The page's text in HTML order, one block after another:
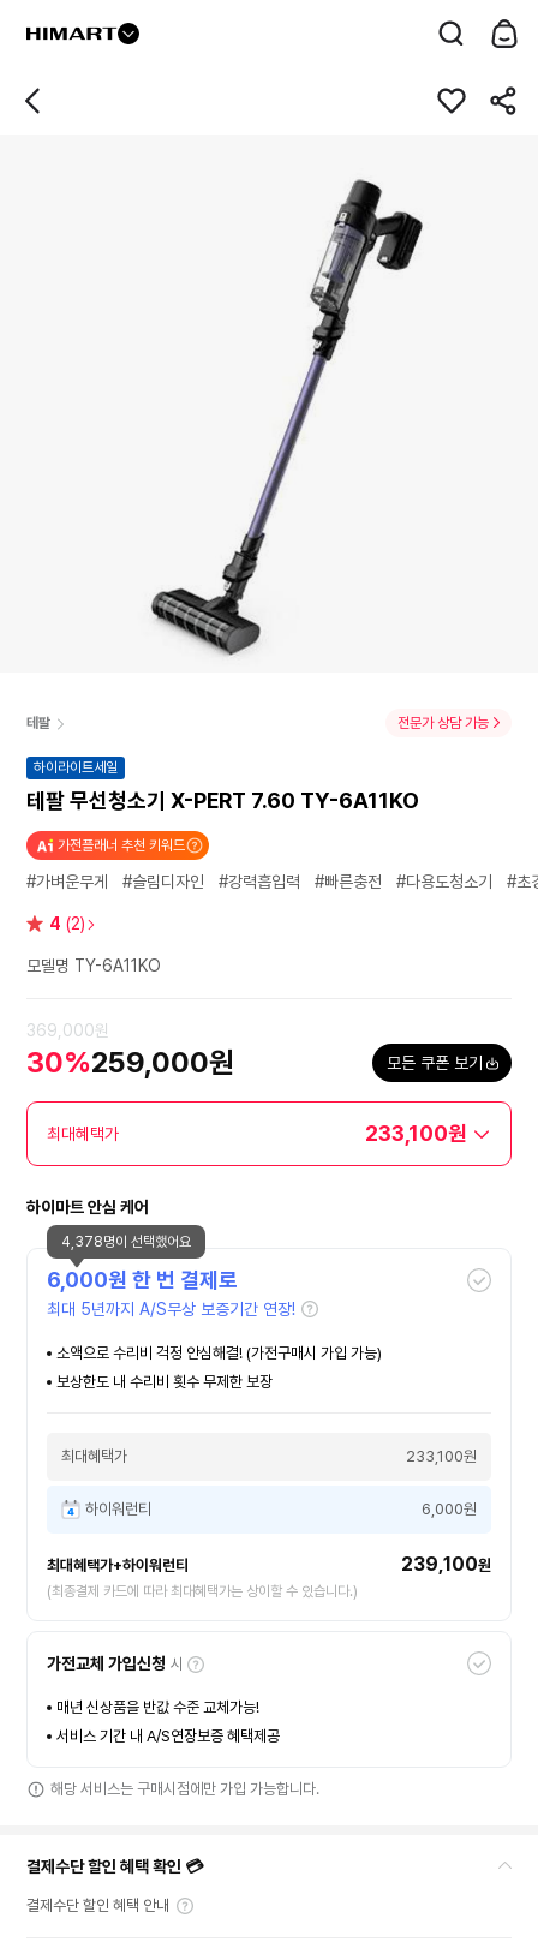
테팔 전문가 상담 가능
하이라이트세일
테팔 무선청소기 X-PERT 7.60 TY-6A11KO
가전플래너 추천 키워드
#가벼운무게 #슬림디자인 #강력흡입력 #빠른충전 #다용도청소기 #초
별 4 (2)
모델명 TY-6A11KO
369,000원
30%259,000원 모든 쿠폰 보기
최대혜택가 233,100원
하이마트 안심 케어
6,000원 한 번 결제로
최대 5년까지 A/S무상 보증기간 연장!
소액으로 수리비 걱정 안심해결! (가전구매시 가입 가능)
보상한도 내 수리비 횟수 무제한 보장
최대혜택가 233,100원
하이워런티 6,000원
최대혜택가+하이워런티 239,100원
(최종결제 카드에 따라 최대혜택가는 상이할 수 있습니다.)
4,378명이 선택했어요
가전교체 가입신청 시
매년 신상품을 반값 수준 교체가능!
서비스 기간 내 A/S연장보증 혜택제공
해당 서비스는 구매시점에만 가입 가능합니다.
결제수단 할인 혜택 확인 💳
결제수단 할인 혜택 안내